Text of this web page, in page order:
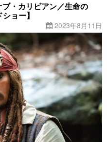
・カリビアン／生命の
ョー】
2023年8月11日